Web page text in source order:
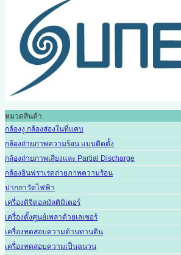
หมวดสินค้า
กล้องงู กล้องส่องในที่แคบ
กล้องถ่ายภาพความร้อน แบบติดตั้ง
กล้องถ่ายภาพเสียงและ Partial Discharge
กล้องอินฟราเรดถ่ายภาพความร้อน
ปากกาวัดไฟฟ้า
เครื่องดิจิตอลมัลติมิเตอร์
เครื่องตั้งศูนย์เพลาด้วยเลเซอร์
เครื่องทดสอบความต้านทานดิน
เครื่องทดสอบความเป็นฉนวน